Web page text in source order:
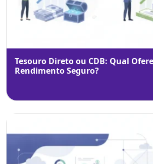
Tesouro Direto ou CDB: Qual
Rendimento Seguro?